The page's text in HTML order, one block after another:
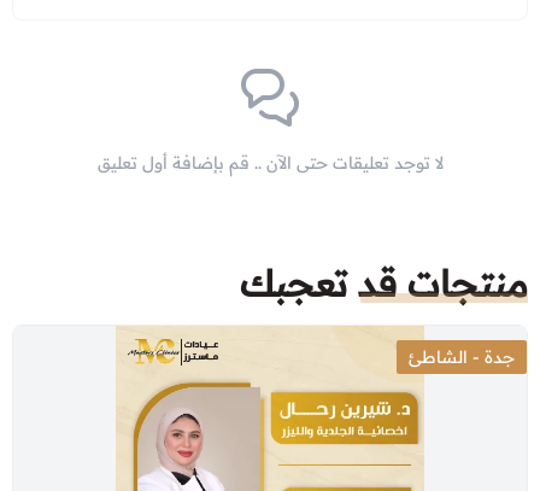
لا توجد تعليقات حتى الآن .. قم بإضافة أول تعليق
منتجات قد تعجبك
جدة - الشاطئ